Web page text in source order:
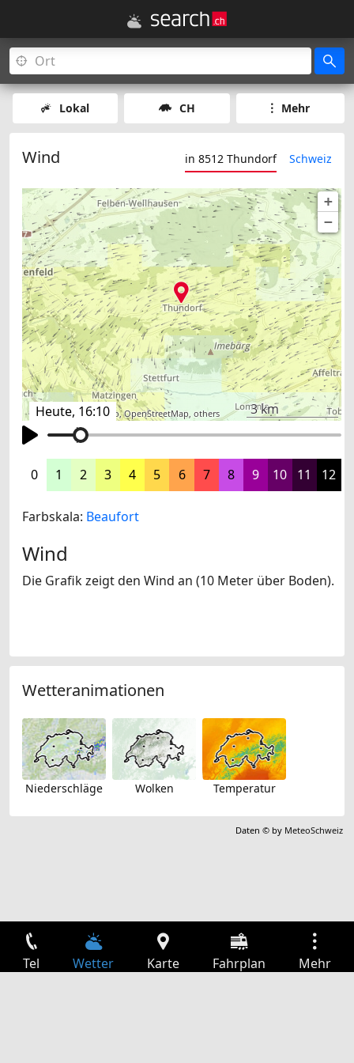
Lokal CH Mehr
Wind in 8512 Thundorf Schweiz
Heute, 16:10
+
−
© search.ch, swisstopo,OpenStreetMap others 3 km
0 1 2 3 4 5 6 7 8 9 10 11 12
Farbskala: Beaufort
Wind
Die Grafik zeigt den Wind an (10 Meter über Boden).
Wetteranimationen
Niederschläge Wolken Temperatur
Daten © by MeteoSchweiz
Tel Wetter Karte Fahrplan Mehr